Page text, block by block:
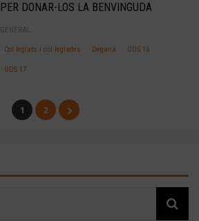
PER DONAR-LOS LA BENVINGUDA
GENERAL
Col·legiats i col·legiades Degana ODS 16
ODS 17
1 2